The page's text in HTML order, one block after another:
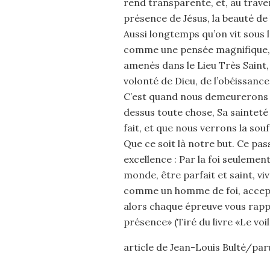
rend transparente, et, au
présence de Jésus, la beauté
Aussi longtemps qu’on vit
comme une pensée
amenés dans le Lieu Très
volonté de Dieu, de
C’est quand nous
dessus toute chose, Sa
fait, et que nous verrons la
Que ce soit là notre but. Ce
excellence : Par la foi
monde, être parfait et saint,
comme un homme de foi,
alors chaque épreuve vous
présence» (Tiré du livre «Le
article de Jean-Louis Bulté/